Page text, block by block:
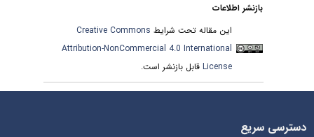
بازنشر اطلاعات
این مقاله تحت شرایطCreative Commons
Attribution-NonCommercial 4.0 International
Licenseقابل بازنشر است.
دسترسی سریع